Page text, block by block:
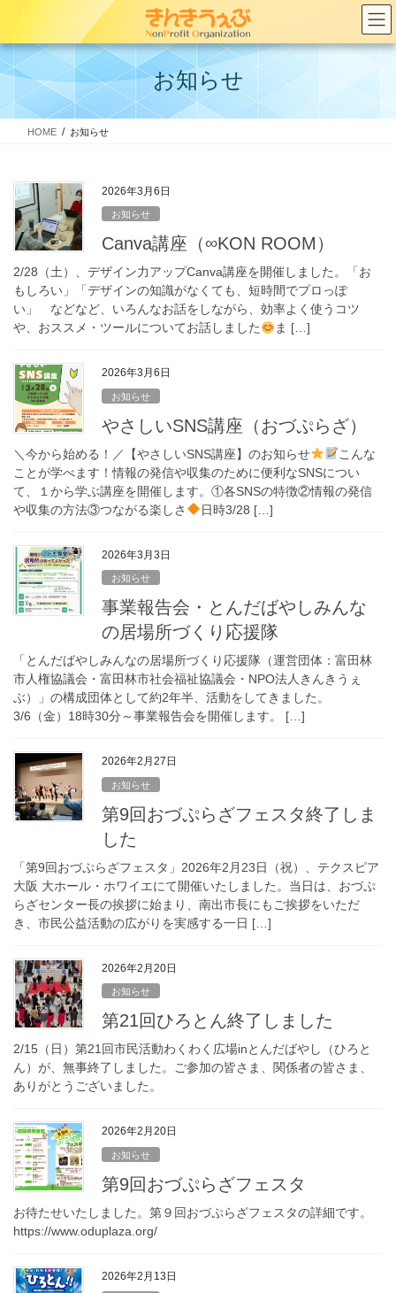
テ
ン
へ
ス
ゲ
ー
ョ
ン
お知らせ
HOME お知らせ
2026年3月6日
お知らせ
Canva講座（∞KON ROOM）
2/28（土）、デザイン力アップCanva講座を開催しました。「お
もしろい」「デザインの知識がなくても、短時間でプロっぽ
い」 などなど、いろんなお話をしながら、効率よく使うコツ
や、おススメ・ツールについてお話しました
ま […]
2026年3月6日
お知らせ
やさしいSNS講座（おづぷらざ）
＼今から始める！／【やさしいSNS講座】のお知らせ
こんな
ことが学べます！情報の発信や収集のために便利なSNSについ
て、１から学ぶ講座を開催します。①各SNSの特徴②情報の発信
や収集の方法③つながる楽しさ
日時3/28 […]
2026年3月3日
お知らせ
事業報告会・とんだばやしみんな
の居場所づくり応援隊
「とんだばやしみんなの居場所づくり応援隊（運営団体：富田林
市人権協議会・富田林市社会福祉協議会・NPO法人きんきうぇ
ぶ）」の構成団体として約2年半、活動をしてきました。
3/6（金）18時30分～事業報告会を開催します。 […]
2026年2月27日
お知らせ
第9回おづぷらざフェスタ終了しま
した
「第9回おづぷらざフェスタ」2026年2月23日（祝）、テクスピア
大阪 大ホール・ホワイエにて開催いたしました。当日は、おづぷ
らざセンター長の挨拶に始まり、南出市長にもご挨拶をいただ
き、市民公益活動の広がりを実感する一日 […]
2026年2月20日
お知らせ
第21回ひろとん終了しました
2/15（日）第21回市民活動わくわく広場inとんだばやし（ひろと
ん）が、無事終了しました。ご参加の皆さま、関係者の皆さま、
ありがとうございました。
2026年2月20日
お知らせ
第9回おづぷらざフェスタ
お待たせいたしました。第９回おづぷらざフェスタの詳細です。
https://www.oduplaza.org/
2026年2月13日